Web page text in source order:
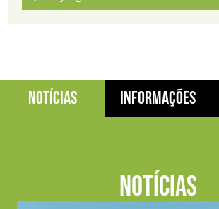
NOTÍCIAS INFORMAÇÕES
NOTÍCIAS